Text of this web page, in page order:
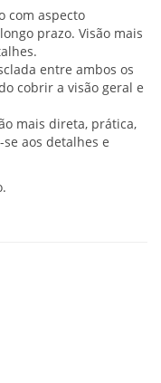
com aspecto
prazo. Visão mais
entre ambos os
cobrir a visão geral e
mais direta, prática,
aos detalhes e